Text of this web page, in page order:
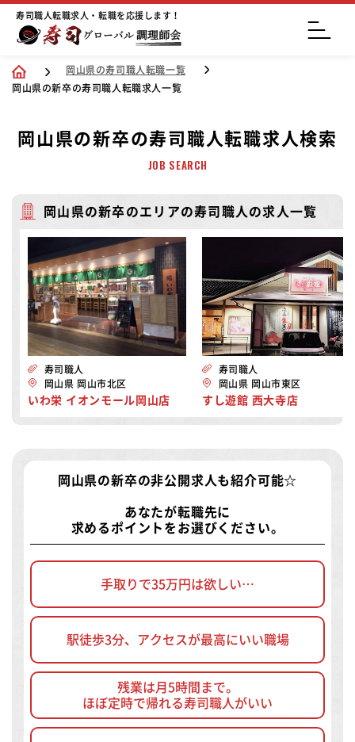
寿司職人転職求人・転職を応援します！
岡山県の寿司職人転職一覧
岡山県の新卒の寿司職人転職求人一覧
岡山県の新卒の寿司職人転職求人検索
JOB SEARCH
岡山県の新卒のエリアの寿司職人の求人一覧
寿司職人
岡山県 岡山市北区
いわ栄 イオンモール岡山店
寿司職人
岡山県 岡山市東区
すし遊館 西大寺店
岡山県の新卒の非公開求人 も紹介可能☆
あなたが転職先に
求めるポイントをお選びください。
手取りで35万円は欲しい…
駅徒歩3分、アクセスが最高にいい職場
残業は月5時間まで。
ほぼ定時で帰れる寿司職人がいい